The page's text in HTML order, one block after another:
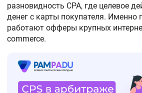
разновидность CPA, где целевое
денег с карты покупателя. Именно
работают офферы крупных
commerce.